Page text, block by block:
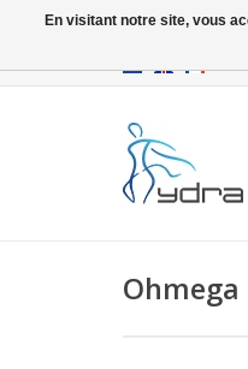
En visitant notre site, vous